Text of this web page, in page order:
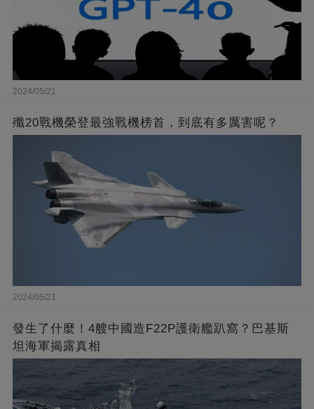
2024/05/21
殲20戰機榮登最強戰機榜首，到底有多厲害呢？
2024/05/21
發生了什麼！4艘中國造F22P護衛艦趴窩？巴基斯
坦海軍揭露真相